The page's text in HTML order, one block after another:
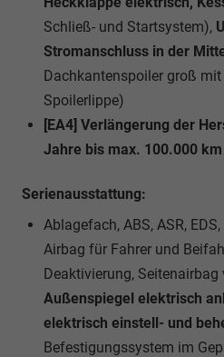
Schließ- und Startsystem),
Stromanschluss in der
Dachkantenspoiler groß
Spoilerlippe)
[EA4] Verlängerung der
Jahre bis max. 100.000 km
Serienausstattung:
Ablagefach, ABS, ASR,
Airbag für Fahrer und
Deaktivierung,
Außenspiegel elektrisch
elektrisch einstell- und
Befestigungssystem im